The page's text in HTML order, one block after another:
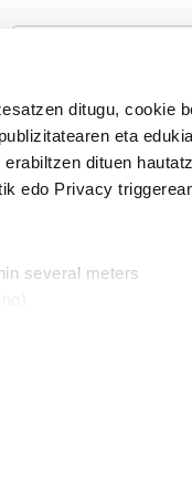
ditugu, cookie
eta
dituen
edo Privacy
several meters
gure eginkizuna.